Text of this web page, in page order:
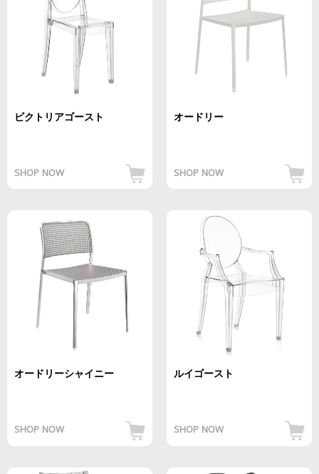
ビクトリアゴースト
SHOP NOW
オードリー
SHOP NOW
オードリーシャイニー
SHOP NOW
ルイゴースト
SHOP NOW